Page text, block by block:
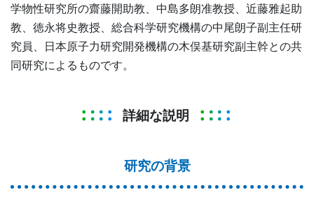
学物性研究所の齋藤開助教、中島多朗准教授、近藤雅起助
教、徳永将史教授、総合科学研究機構の中尾朗子副主任研
究員、日本原子力研究開発機構の木俣基研究副主幹との共
同研究によるものです。
詳細な説明
研究の背景